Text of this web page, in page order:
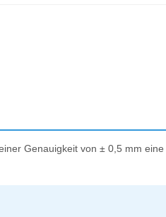
Genauigkeit von ± 0,5 mm